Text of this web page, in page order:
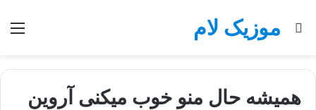
موزیک لام
جستجو
همیشه حال منو خوب میکنی آروین